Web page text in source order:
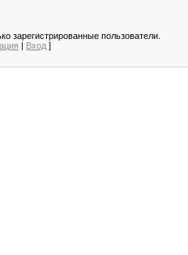
зарегистрированные пользователи.
| Вход ]